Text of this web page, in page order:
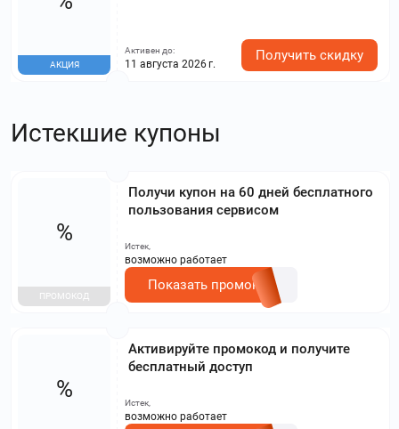
АКЦИЯ
Активен до:
11 августа 2026 г.
Получить скидку
Истекшие купоны
Получи купон на 60 дней бесплатного
пользования сервисом
%
ПРОМОКОД
Истек,
возможно работает
Показать промокод
Активируйте промокод и получите
бесплатный доступ
%
Истек,
возможно работает